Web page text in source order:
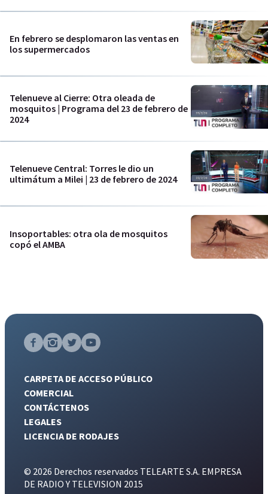
En febrero se desplomaron las ventas en
los supermercados
Telenueve al Cierre: Otra oleada de
mosquitos | Programa del 23 de febrero de
2024
Telenueve Central: Torres le dio un
ultimátum a Milei | 23 de febrero de 2024
Insoportables: otra ola de mosquitos
copó el AMBA
CARPETA DE ACCESO PÚBLICO
COMERCIAL
CONTÁCTENOS
LEGALES
LICENCIA DE RODAJES
© 2026 Derechos reservados TELEARTE S.A. EMPRESA
DE RADIO Y TELEVISION 2015